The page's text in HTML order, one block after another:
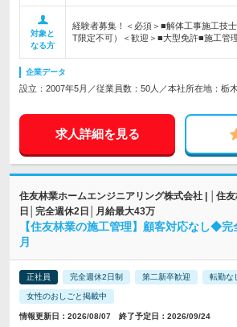
対象と
なる方
経験者募集！＜必須＞■解体工事施工技
T限定不可）＜歓迎＞■大型免許■施工管
企業データ
設立：2007年5月／従業員数：50人／本社所在地：栃
求人詳細を見る
住友林業ホームエンジニアリング株式会社 | │住
日│完全週休2日│月給最大43万
【住友林業の施工管理】顧客対応なし◆
月
正社員 完全週休2日制 第二新卒歓迎 転勤なし
女性のおしごと掲載中
情報更新日：2026/08/07 終了予定日：2026/09/24